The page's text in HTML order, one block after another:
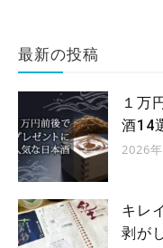
最新の投稿
１万
酒14
2026
キレ
剥が